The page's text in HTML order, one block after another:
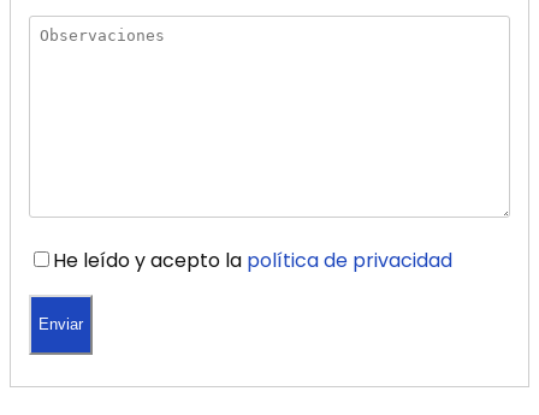
He leído y acepto la política de privacidad